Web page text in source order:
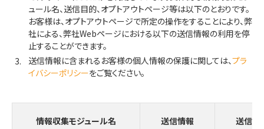
ュール名、送信目的、オプトアウトページ等は以下のとおりです。
お客様は、オプトアウトページで所定の操作をすることにより、弊
社による、弊社Webページにおける以下の送信情報の利用を停
止することができます。
送信情報に含まれるお客様の個人情報の保護に関しては、プラ
イバシーポリシーをご覧ください。
情報収集モジュール名 送信情報 送信目